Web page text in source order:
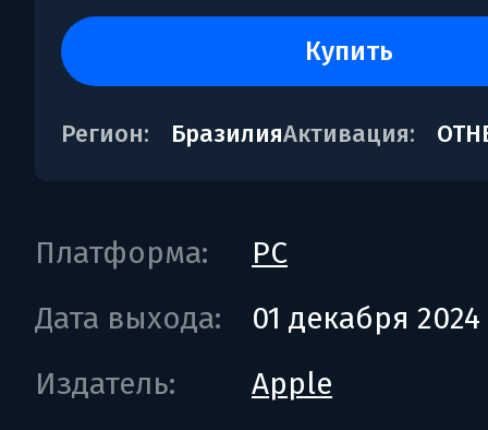
купить
Регион: БразилияАктивация:
Платформа:
PC
Дата выхода:
01 декабря 2024
Издатель:
Apple